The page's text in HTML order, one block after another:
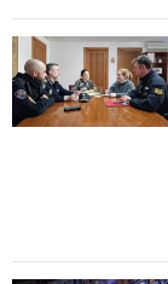
CARTELERA
FARMACIAS
HORÓSCOPO